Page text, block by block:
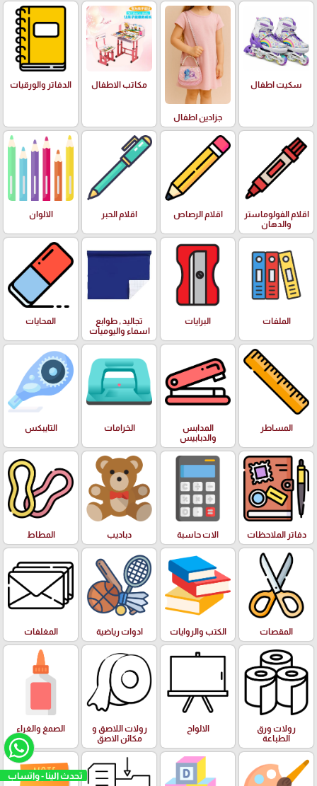
تحدث الينا - واتساب
سكيت اطفال
جزادين اطفال
مكاتب الاطفال الدفاتر والورقيات
اقلام الفولوماستر
والدهان
اقلام الرصاص اقلام الحبر الالوان
الملفات البرايات
تجاليد , طوابع
اسماء واليوميات
المحايات
المساطر
المدابس
والدبابيس
الخرامات التايبكس
دفاتر الملاحظات الات حاسبة دباديب المطاط
المقصات الكتب والروايات ادوات رياضية المغلفات
رولات ورق
الطباعة
الالواح
رولات اللاصق و
مكائن الاصق
الصمغ والغراء